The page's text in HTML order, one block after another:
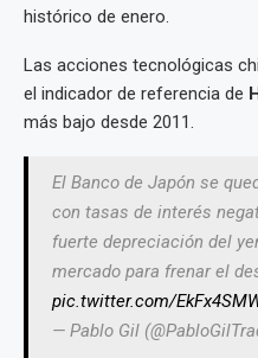
histórico de enero.
Las acciones tecnológicas
el indicador de referencia de
más bajo desde 2011.
El Banco de Japón se
con tasas de interés
fuerte depreciación del
mercado para frenar el
pic.twitter.com/
— Pablo Gil